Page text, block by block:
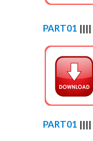
PART01 ||||
PART01 ||||